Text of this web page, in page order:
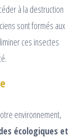
à la destruction
sont formés aux
ces insectes
environnement,
écologiques et